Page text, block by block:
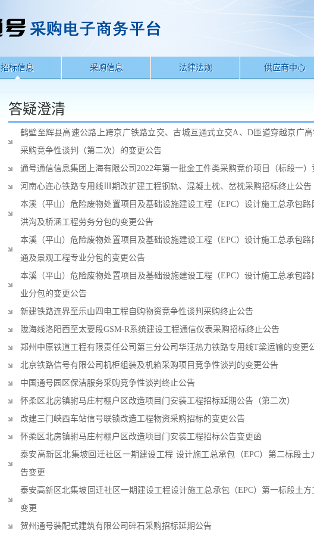
招标信息 采购信息 法律法规 供应商中心
答疑澄清
鹤壁至辉县高速公路上跨京广铁路立交、古城互通式立交A、D匝道穿越京广
采购竞争性谈判（第二次）的变更公告
通号通信信息集团上海有限公司2022年第一批金工件类采购竞价项目（标段一
河南心连心铁路专用线Ⅲ期改扩建工程钢轨、混凝土枕、岔枕采购招标终止公告
本溪（平山）危险废物处置项目及基础设施建设工程（EPC）设计施工总承包
洪沟及桥涵工程劳务分包的变更公告
本溪（平山）危险废物处置项目及基础设施建设工程（EPC）设计施工总承包
通及景观工程专业分包的变更公告
本溪（平山）危险废物处置项目及基础设施建设工程（EPC）设计施工总承包
业分包的变更公告
新建铁路连界至乐山四电工程自购物资竞争性谈判采购终止公告
陇海线洛阳西至太要段GSM-R系统建设工程通信仪表采购招标终止公告
郑州中原铁道工程有限责任公司第三分公司华汪热力铁路专用线T梁运输的变更
北京铁路信号有限公司机柜组装及机箱采购项目竞争性谈判的变更公告
中国通号园区保洁服务采购竞争性谈判终止公告
怀柔区北房镇驸马庄村棚户区改造项目门安装工程招标延期公告（第二次）
改建三门峡西车站信号联锁改造工程物资采购招标的变更公告
怀柔区北房镇驸马庄村棚户区改造项目门安装工程招标公告变更函
泰安高新区北集坡回迁社区一期建设工程 设计施工总承包（EPC）第二标段
告变更
泰安高新区北集坡回迁社区一期建设工程设计施工总承包（EPC）第一标段土
变更
贺州通号装配式建筑有限公司碎石采购招标延期公告